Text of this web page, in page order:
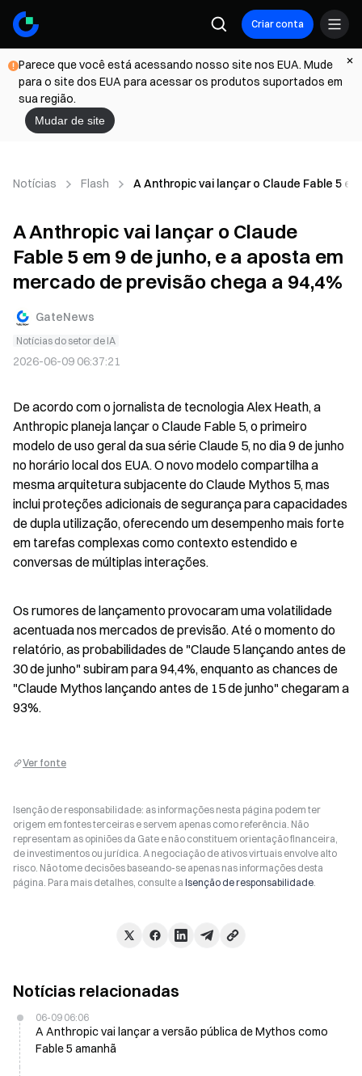
Criar conta
Parece que você está acessando nosso site nos EUA. Mude
para o site dos EUA para acessar os produtos suportados em
sua região.
Mudar de site
Notícias Flash A Anthropic vai lançar o Claude Fable 5
A Anthropic vai lançar o Claude
Fable 5 em 9 de junho, e a aposta em
mercado de previsão chega a 94,4%
GateNews
Notícias do setor de IA
2026-06-09 06:37:21
De acordo com o jornalista de tecnologia Alex Heath, a
Anthropic planeja lançar o Claude Fable 5, o primeiro
modelo de uso geral da sua série Claude 5, no dia 9 de junho
no horário local dos EUA. O novo modelo compartilha a
mesma arquitetura subjacente do Claude Mythos 5, mas
inclui proteções adicionais de segurança para capacidades
de dupla utilização, oferecendo um desempenho mais forte
em tarefas complexas como contexto estendido e
conversas de múltiplas interações.
Os rumores de lançamento provocaram uma volatilidade
acentuada nos mercados de previsão. Até o momento do
relatório, as probabilidades de "Claude 5 lançando antes de
30 de junho" subiram para 94,4%, enquanto as chances de
"Claude Mythos lançando antes de 15 de junho" chegaram a
93%.
Ver fonte
Isenção de responsabilidade: as informações nesta página podem ter
origem em fontes terceiras e servem apenas como referência. Não
representam as opiniões da Gate e não constituem orientação financeira,
de investimentos ou jurídica. A negociação de ativos virtuais envolve alto
risco. Não tome decisões baseando-se apenas nas informações desta
página. Para mais detalhes, consulte a Isenção de responsabilidade.
Notícias relacionadas
06-09 06:06
A Anthropic vai lançar a versão pública de Mythos como
Fable 5 amanhã